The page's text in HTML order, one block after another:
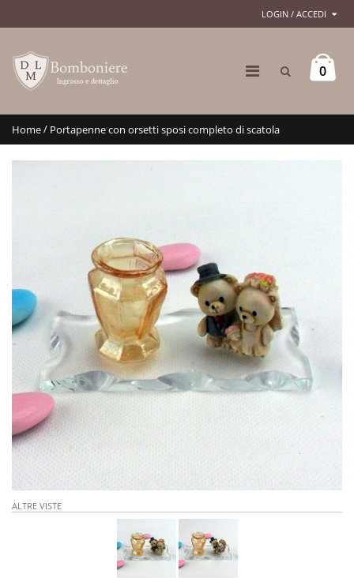
LOGIN / ACCEDI
0
Home/ Portapenne con orsetti sposi completo di scatola
ALTRE VISTE